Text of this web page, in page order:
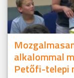
alkalommal
Petőfi-telepi